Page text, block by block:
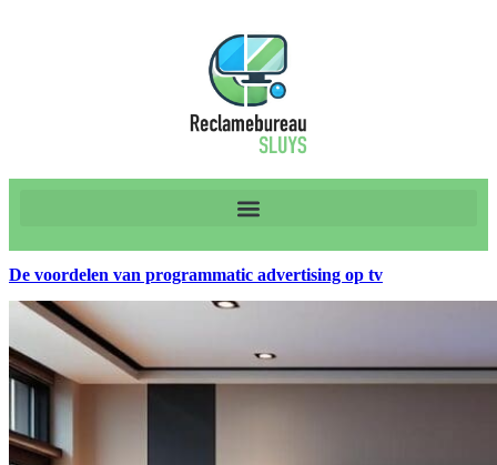
De voordelen van programmatic advertising op tv